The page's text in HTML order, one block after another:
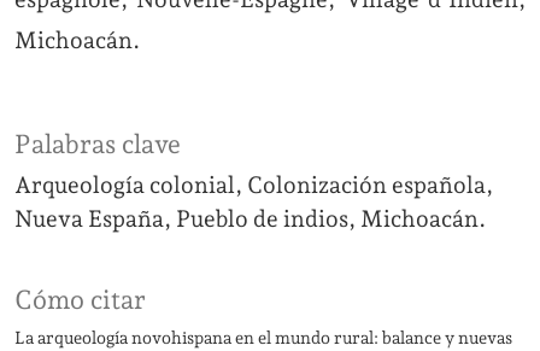
Palabras clave
Arqueología colonial Colonización española
Nueva España Pueblo de indios Michoacán.
Cómo citar
La arqueología novohispana en el mundo rural: balance y nuevas
Michoacán.